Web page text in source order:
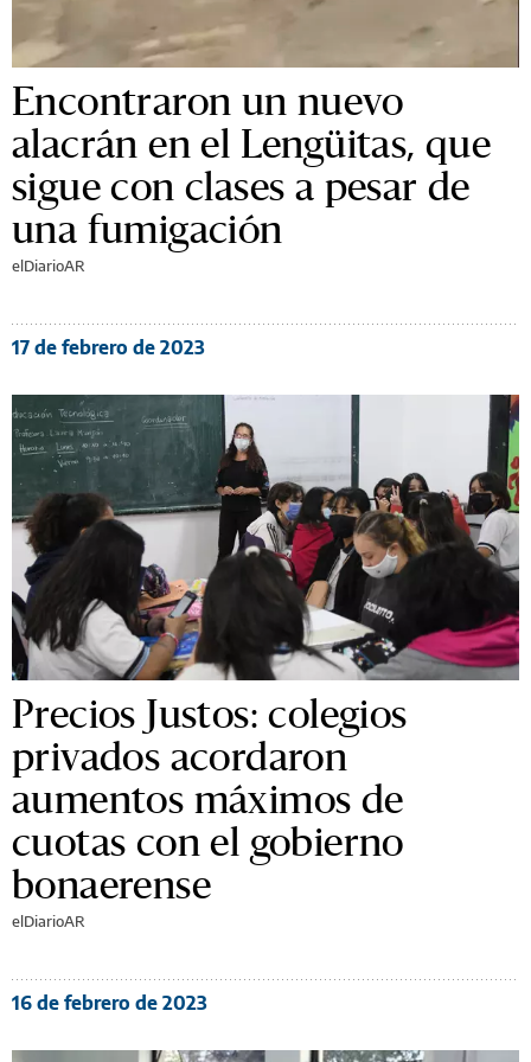
Encontraron un nuevo
alacrán en el Lengüitas, que
sigue con clases a pesar de
una fumigación
elDiarioAR
17 de febrero de 2023
Precios Justos: colegios
privados acordaron
aumentos máximos de
cuotas con el gobierno
bonaerense
elDiarioAR
16 de febrero de 2023